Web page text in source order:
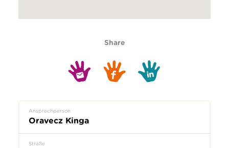
Share
Ansprechperson
Oravecz Kinga
Straße